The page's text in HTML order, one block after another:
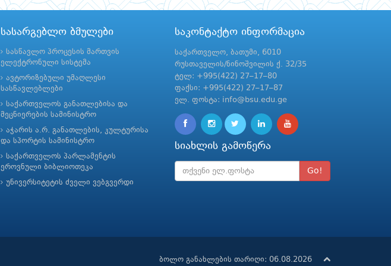
სასარგებლო ბმულები
სასწავლო პროცესის მართვის
ელექტრონული სისტემა
ავტორიზებული უმაღლესი
სასწავლებლები
საქართველოს განათლებისა და
მეცნიერების სამინისტრო
აჭარის ა.რ. განათლების, კულტურისა
და სპორტის სამინისტრო
საქართველოს პარლამენტის
ეროვნული ბიბლიოთეკა
უნივერსიტეტის ძველი ვებგვერდი
საკონტაქტო ინფორმაცია
საქართველო, ბათუმი, 6010
რუსთაველის/ნინოშვილის ქ. 32/35
ტელ: +995(422) 27–17–80
ფაქსი: +995(422) 27–17–87
ელ. ფოსტა: info@bsu.edu.ge
სიახლის გამოწერა
Go!
ბოლო განახლების თარიღი: 06.08.2026